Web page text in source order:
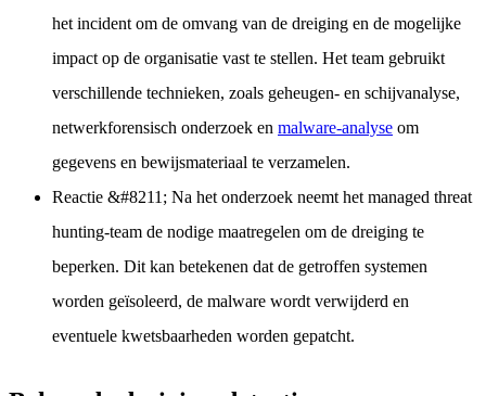
het incident om de omvang van de dreiging en de mogelijke
impact op de organisatie vast te stellen. Het team gebruikt
verschillende technieken, zoals geheugen- en schijvanalyse,
netwerkforensisch onderzoek en malware-analyse om
gegevens en bewijsmateriaal te verzamelen.
Reactie &#8211; Na het onderzoek neemt het managed threat
hunting-team de nodige maatregelen om de dreiging te
beperken. Dit kan betekenen dat de getroffen systemen
worden geïsoleerd, de malware wordt verwijderd en
eventuele kwetsbaarheden worden gepatcht.